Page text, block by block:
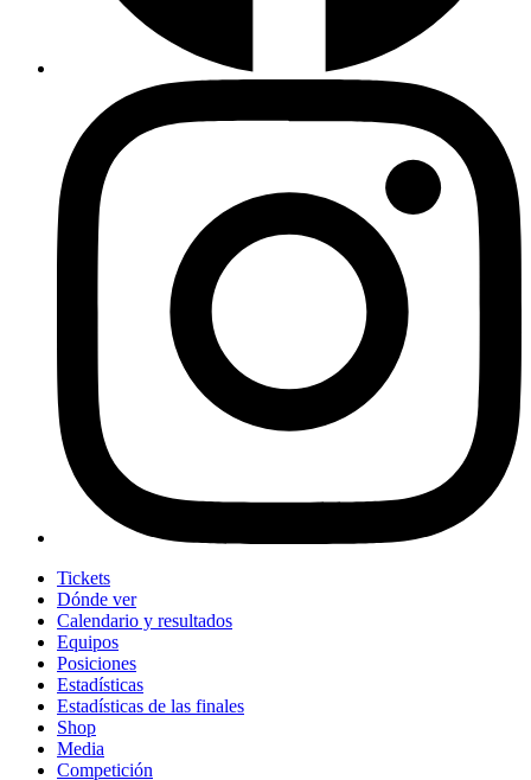
Tickets
Dónde ver
Calendario y resultados
Equipos
Posiciones
Estadísticas
Estadísticas de las finales
Shop
Media
Competición